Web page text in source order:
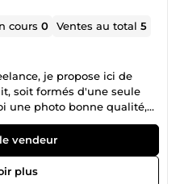
cours0 Ventes au total5
je propose ici de
soit formés d'une seule
une photo bonne qualité,
d'exception !
vendeur
plus